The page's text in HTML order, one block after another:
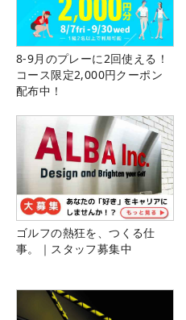
8-9月のプレーに2回使える！
コース限定2,000円クーポン
配布中！
ゴルフの熱狂を、つくる仕
事。｜スタッフ募集中